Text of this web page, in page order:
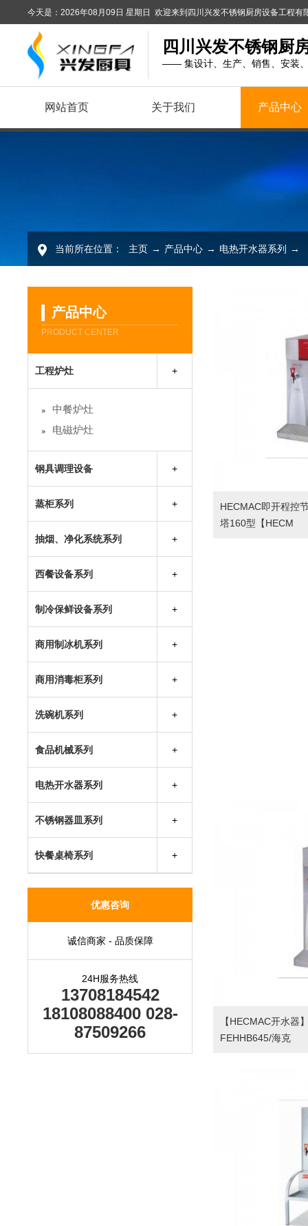
今天是：2026年08月09日 星期日 欢迎来到四川兴发不锈钢厨房设备工程有
四川兴发不锈钢厨
—— 集设计、生产、销售、安装
网站首页 关于我们 产品中心
当前所在位置： 主页 → 产品中心 → 电热开水器系列 →
产品中心
PRODUCT CENTER
工程炉灶
中餐炉灶
电磁炉灶
钢具调理设备
保温保鲜售饭台
不锈钢储物柜系列
不锈钢吊柜系列
不锈钢工作台
厨房多功能车
蒸柜系列
蒸饭柜
万能蒸烤箱
抽烟、净化系统系列
不锈钢烟罩
抽排风柜
西餐设备系列
制冷保鲜设备系列
商用制冰机系列
万利多制冰机
成云制冰机
胜野制冰机
银都制冰机
商用消毒柜系列
兴发热风循环消毒柜
洗碗机系列
食品机械系列
电热开水器系列
不锈钢器皿系列
快餐桌椅系列
优惠咨询
诚信商家 - 品质保障
24H服务热线
13708184542
18108088400 028-
87509266
HECMAC即开程控
塔160型【HECM
【HECMAC开水器
FEHHB645/海克